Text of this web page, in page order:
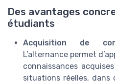
Des avantages
étudiants
Acquisition de
L’alternance permet
connaissances
situations réelles, dans